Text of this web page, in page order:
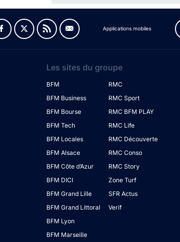
Applications mobiles
Les sites du groupe
BFM
BFM Business
BFM Bourse
BFM Tech
BFM Locales
BFM Alsace
BFM Côte d’Azur
BFM DICI
BFM Grand Lille
BFM Grand Littoral
BFM Lyon
BFM Marseille
RMC
RMC Sport
RMC BFM PLAY
RMC Life
RMC Découverte
RMC Conso
RMC Story
Zone Turf
SFR Actus
Verif